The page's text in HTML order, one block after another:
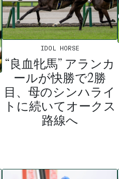
IDOL HORSE
“良血牝馬” アランカ
ールが快勝で2勝
目、母のシンハライ
トに続いてオークス
路線へ